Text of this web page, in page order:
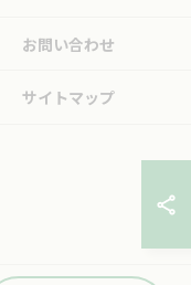
お問い合わせ
サイトマップ